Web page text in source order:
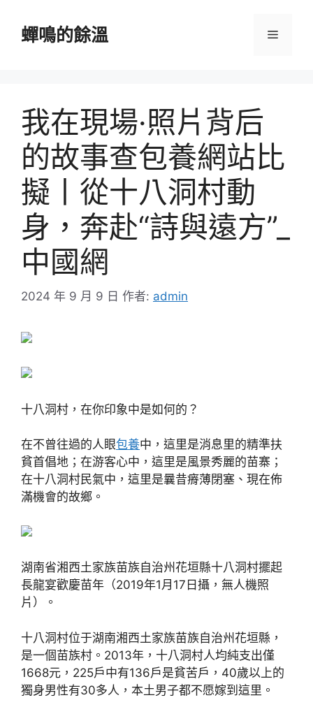
蟬鳴的餘溫 選
我在現場·照片背后
的故事查包養網站比
擬丨從十八洞村動
身，奔赴“詩與遠方”_
中國網
2024 年 9 月 9 日 作者: admin
十八洞村，在你印象中是如何的？
在不曾往過的人眼包養中，這里是消息里的精準扶
貧首倡地；在游客心中，這里是風景秀麗的苗寨；
在十八洞村民氣中，這里是曩昔瘠薄閉塞、現在佈
滿機會的故鄉。
湖南省湘西土家族苗族自治州花垣縣十八洞村擺起
長龍宴歡慶苗年（2019年1月17日攝，無人機照
片）。
十八洞村位于湖南湘西土家族苗族自治州花垣縣，
是一個苗族村。2013年，十八洞村人均純支出僅
1668元，225戶中有136戶是貧苦戶，40歲以上的
獨身男性有30多人，本土男子都不愿嫁到這里。